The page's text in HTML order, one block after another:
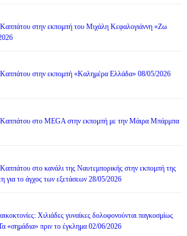
στην εκπομπή του Μιχάλη Κεφαλογιάννη «Ζω
στην εκπομπή «Καλημέρα Ελλάδα» 08/05/2026
στο MEGA στην εκπομπή με την Μάιρα Mπάρμπα
στο κανάλι της Ναυτεμπορικής στην εκπομπή της
για το άγχος των εξετάσεων 28/05/2026
Χιλιάδες γυναίκες δολοφονούνται παγκοσμίως
«σημάδια» πριν το έγκλημα 02/06/2026